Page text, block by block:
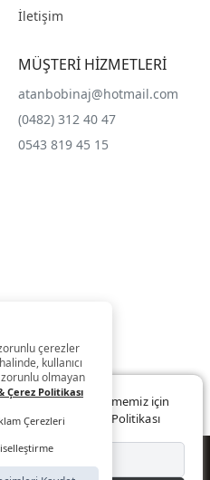
hizmet sunabilmemiz için
Gizlilik ve Çerez Politikası
İletişim
MÜŞTERİ HİZMETLERİ
atanbobinaj@hotmail.com
(0482) 312 40 47
0543 819 45 15
- 2025
çerezler
kullanıcı
olmayan
Çerez Politikası
Çerezleri